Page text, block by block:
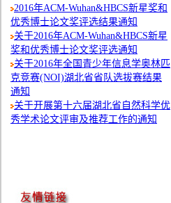
2016年ACM-Wuhan&HBCS新星奖和
优秀博士论文奖评选结果通知
关于2016年ACM-Wuhan&HBCS新星
奖和优秀博士论文奖评选通知
关于2016年全国青少年信息学奥林匹
克竞赛(NOI)湖北省省队选拔赛结果
通知
关于开展第十六届湖北省自然科学优
秀学术论文评审及推荐工作的通知